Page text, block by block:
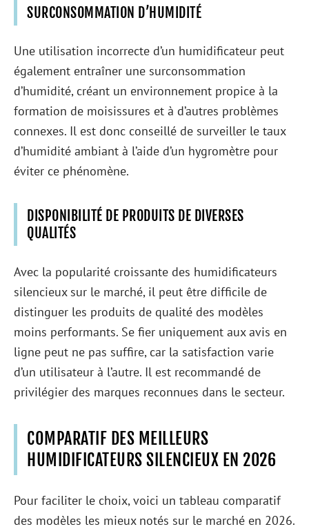
SURCONSOMMATION D’HUMIDITÉ
Une utilisation incorrecte d’un humidificateur peut
également entraîner une surconsommation
d’humidité, créant un environnement propice à la
formation de moisissures et à d’autres problèmes
connexes. Il est donc conseillé de surveiller le taux
d’humidité ambiant à l’aide d’un hygromètre pour
éviter ce phénomène.
DISPONIBILITÉ DE PRODUITS DE DIVERSES
QUALITÉS
Avec la popularité croissante des humidificateurs
silencieux sur le marché, il peut être difficile de
distinguer les produits de qualité des modèles
moins performants. Se fier uniquement aux avis en
ligne peut ne pas suffire, car la satisfaction varie
d’un utilisateur à l’autre. Il est recommandé de
privilégier des marques reconnues dans le secteur.
COMPARATIF DES MEILLEURS
HUMIDIFICATEURS SILENCIEUX EN 2026
Pour faciliter le choix, voici un tableau comparatif
des modèles les mieux notés sur le marché en 2026.